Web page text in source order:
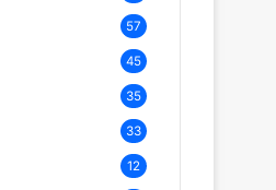
57
45
35
33
12